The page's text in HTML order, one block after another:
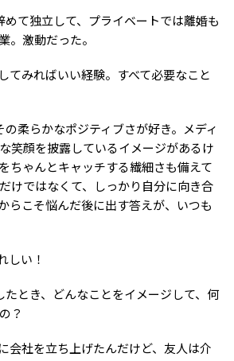
て独立して、プライベートでは離婚も
。激動だった。
てみればいい経験。すべて必要なこと
柔らかなポジティブさが好き。メディ
笑顔を披露しているイメージがあるけ
ちゃんとキャッチする繊細さも備えて
けではなくて、しっかり自分に向き合
らこそ悩んだ後に出す答えが、いつも
しい！
とき、どんなことをイメージして、何
？
会社を立ち上げたんだけど、友人は介